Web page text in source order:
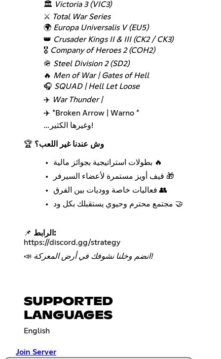
🏛️ Victoria 3 (VIC3)
⚔️ Total War Series
🌍 Europa Universalis V (EU5)
👑 Crusader Kings II & III (CK2 / CK3)
🎖️ Company of Heroes 2 (COH2)
🪖 Steel Division 2 (SD2)
🔥 Men of War | Gates of Hell
🎧 SQUAD | Hell Let Loose
✈️ War Thunder |
✈️ *Broken Arrow | Warno *
…وغيرها الكثير!
🏆 وش عندنا غير اللعب؟
بطولات استراتيجية بجوائز مالية 🔥
قيف أويز مستمرة لأعضاء السيرفر 🎁
فعاليات خاصة ووديات بين الفرق 👥
مجتمع محترم وحيوي يستقبلك بكل ود 🤝
📌
الرابط:
https://discord.gg/strategy
📣
انضم وخلنا نشوفك في أرض المعركة!
SUPPORTED
LANGUAGES
English
Join Server